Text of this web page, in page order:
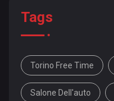
Tags
Torino Free Time
Salone Dell'auto